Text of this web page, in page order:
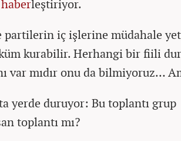
haberleştiriyor.
partilerin iç işlerine müdahale
kurabilir. Herhangi bir fiili
var mıdır onu da bilmiyoruz…
yerde duruyor: Bu toplantı grup
toplantı mı?